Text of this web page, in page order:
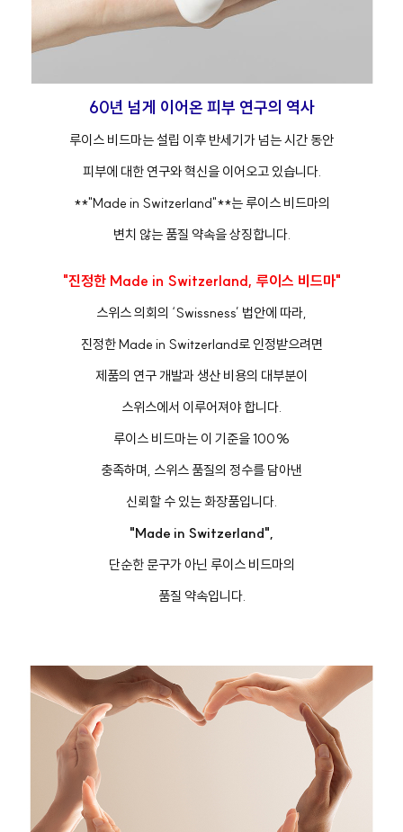
60년 넘게 이어온 피부 연구의 역사
루이스 비드마는 설립 이후 반세기가 넘는 시간 동안
피부에 대한 연구와 혁신을 이어오고 있습니다.
**"Made in Switzerland"**는 루이스 비드마의
변치 않는 품질 약속을 상징합니다.
"진정한 Made in Switzerland, 루이스 비드마"
스위스 의회의 ‘Swissness’ 법안에 따라,
진정한 Made in Switzerland로 인정받으려면
제품의 연구 개발과 생산 비용의 대부분이
스위스에서 이루어져야 합니다.
루이스 비드마는 이 기준을 100%
충족하며, 스위스 품질의 정수를 담아낸
신뢰할 수 있는 화장품입니다.
"Made in Switzerland",
단순한 문구가 아닌 루이스 비드마의
품질 약속입니다.